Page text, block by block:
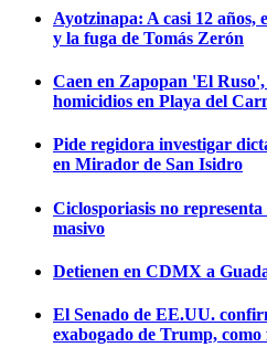
Ayotzinapa: A casi 12 años,
y la fuga de Tomás Zerón
Caen en Zapopan 'El
homicidios en Playa del
Pide regidora investigar
en Mirador de San Isidro
Ciclosporiasis no
masivo
Detienen en CDMX a
El Senado de EE.UU.
exabogado de Trump, como